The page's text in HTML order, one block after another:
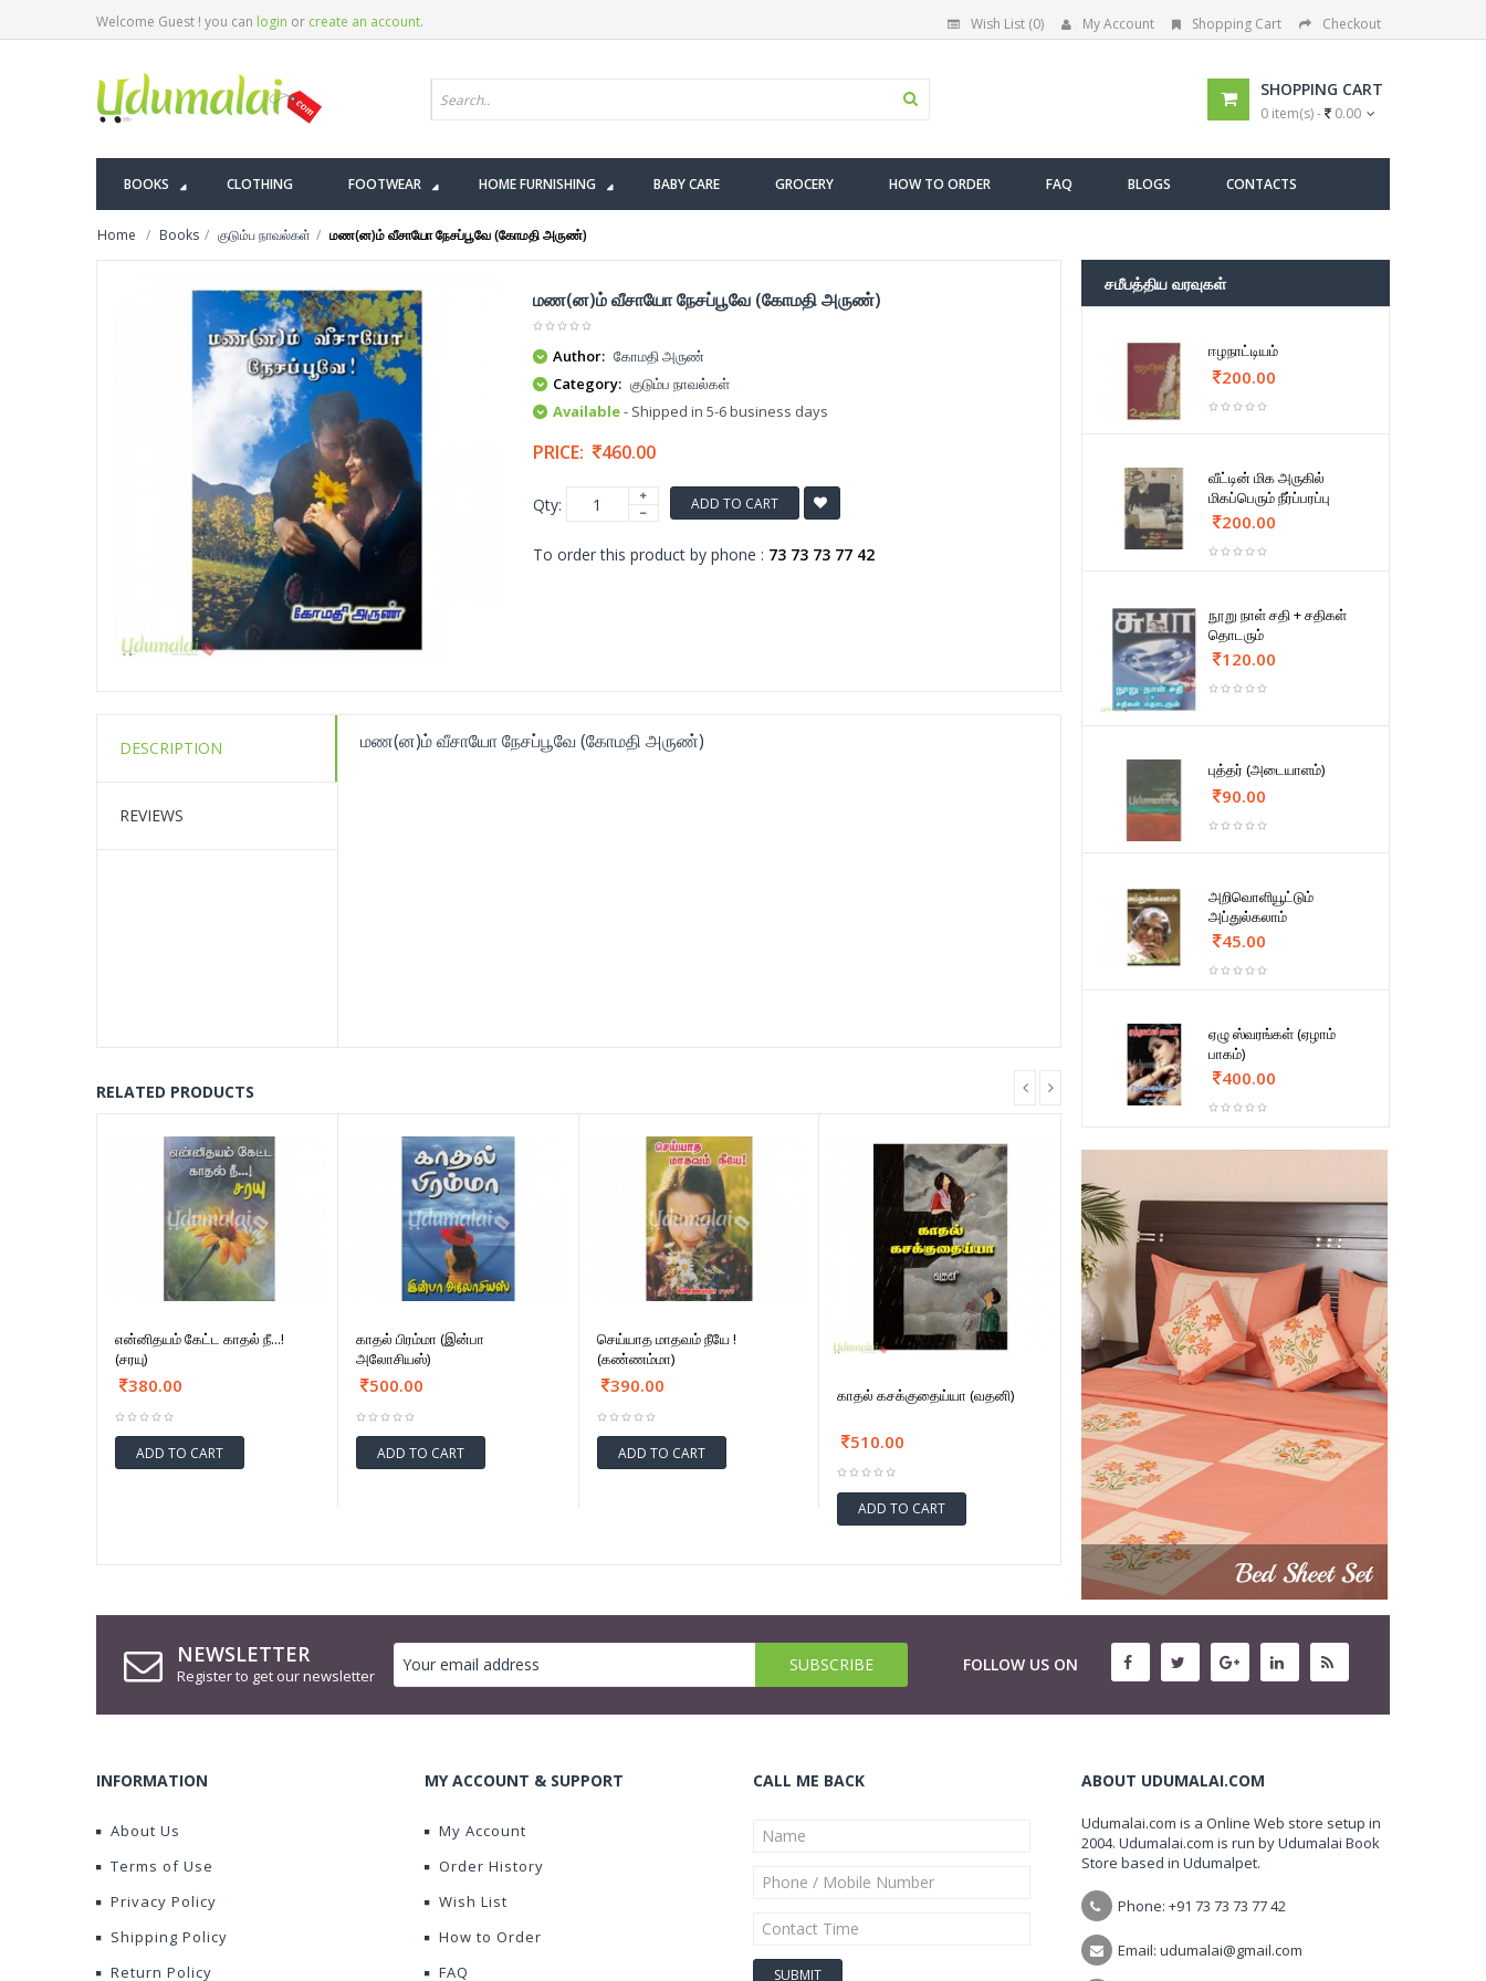
Welcome Guest ! you can login or create an account. Wish List (0) My Account Shopping Cart Checkout
SHOPPING CART
0 item(s) - 0.00
BOOKS CLOTHING FOOTWEAR HOME FURNISHING BABY CARE GROCERY HOW TO ORDER FAQ BLOGS CONTACTS
Home Books குடும்ப நாவல்கள் மண(ன)ம் வீசாயோ நேசப்பூவே (கோமதி அருண்)
மண(ன)ம் வீசாயோ நேசப்பூவே (கோமதி அருண்)
Author: கோமதி அருண்
Category: குடும்ப நாவல்கள்
Available- Shipped in 5-6 business days
PRICE: 460.00
Qty: ADD TO CART
To order this product by phone : 73 73 73 77 42
DESCRIPTION
REVIEWS
மண(ன)ம் வீசாயோ நேசப்பூவே (கோமதி அருண்)
RELATED PRODUCTS
என்னிதயம் கேட்ட காதல் நீ...!
(சரயு)
380.00
ADD TO CART
காதல் பிரம்மா (இன்பா
அலோசியஸ்)
500.00
ADD TO CART
செய்யாத மாதவம் நீயே !
(கண்ணம்மா)
390.00
ADD TO CART
காதல் கசக்குதைய்யா (வதனி)
510.00
ADD TO CART
சமீபத்திய வரவுகள்
ஈழநாட்டியம்
200.00
வீட்டின் மிக அருகில்
மிகப்பெரும் நீர்ப்பரப்பு
200.00
நூறு நாள் சதி + சதிகள்
தொடரும்
120.00
புத்தர் (அடையாளம்)
90.00
அறிவொளியூட்டும்
அப்துல்கலாம்
45.00
ஏழு ஸ்வரங்கள் (ஏழாம்
பாகம்)
400.00
NEWSLETTER
Register to get our newsletter
FOLLOW US ON
INFORMATION
About Us
Terms of Use
Privacy Policy
Shipping Policy
Return Policy
MY ACCOUNT & SUPPORT
My Account
Order History
Wish List
How to Order
FAQ
CALL ME BACK ABOUT UDUMALAI.COM
Udumalai.com is a Online Web store setup in
2004. Udumalai.com is run by Udumalai Book
Store based in Udumalpet.
Phone: +91 73 73 73 77 42
Email: udumalai@gmail.com